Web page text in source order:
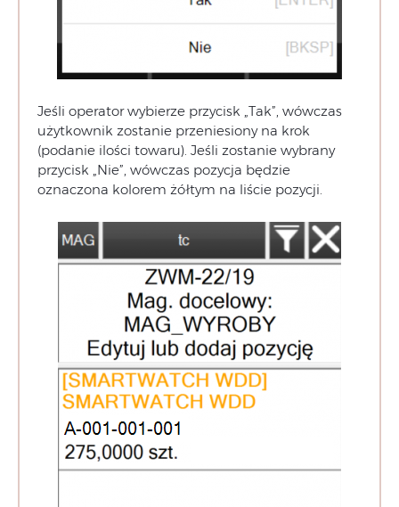
Jeśli operator wybierze przycisk „Tak”, wówczas
użytkownik zostanie przeniesiony na krok
(podanie ilości towaru). Jeśli zostanie wybrany
przycisk „Nie”, wówczas pozycja będzie
oznaczona kolorem żółtym na liście pozycji.